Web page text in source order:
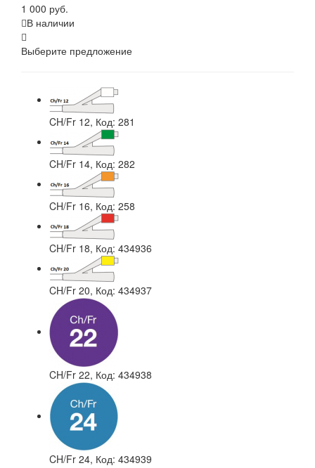
1 000 руб.
В наличии
Выберите предложение
CH/Fr 12, Код: 281
CH/Fr 14, Код: 282
CH/Fr 16, Код: 258
CH/Fr 18, Код: 434936
CH/Fr 20, Код: 434937
CH/Fr 22, Код: 434938
CH/Fr 24, Код: 434939